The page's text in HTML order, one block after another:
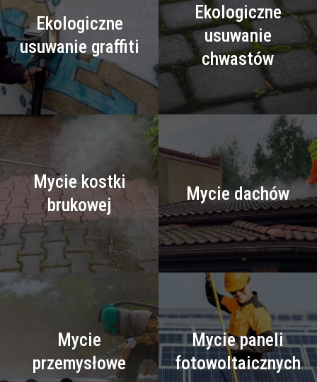
Ekologiczne
usuwanie graffiti
Ekologiczne
usuwanie
chwastów
Mycie kostki
brukowej
Mycie dachów
Mycie
przemysłowe
Mycie paneli
fotowoltaicznych